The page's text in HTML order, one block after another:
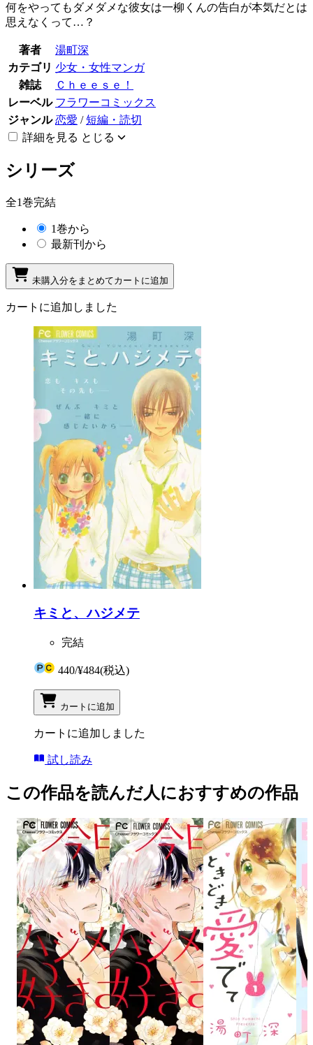
何をやってもダメダメな彼女は一柳くんの告白が本気だとは
思えなくって…？
著者
湯町深
カテゴリ 少女・女性マンガ
雑誌
Ｃｈｅｅｓｅ！
レーベル フラワーコミックス
ジャンル 恋愛 /短編・読切
詳細を見る とじる
シリーズ
全1巻完結
1巻から
最新刊から
未購入分をまとめてカートに追加
カートに追加しました
キミと、ハジメテ
完結
440/¥484(税込)
カートに追加
カートに追加しました
試し読み
この作品を読んだ人におすすめの作品